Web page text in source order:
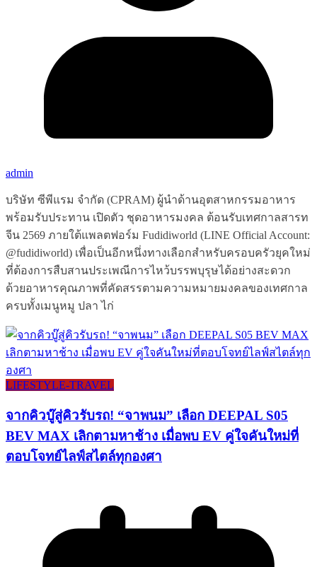
admin
บริษัท ซีพีแรม จำกัด (CPRAM) ผู้นำด้านอุตสาหกรรมอาหาร
พร้อมรับประทาน เปิดตัว ชุดอาหารมงคล ต้อนรับเทศกาลสารท
จีน 2569 ภายใต้แพลตฟอร์ม Fudidiworld (LINE Official Account:
@fudidiworld) เพื่อเป็นอีกหนึ่งทางเลือกสำหรับครอบครัวยุคใหม่
ที่ต้องการสืบสานประเพณีการไหว้บรรพบุรุษได้อย่างสะดวก
ด้วยอาหารคุณภาพที่คัดสรรตามความหมายมงคลของเทศกาล
ครบทั้งเมนูหมู ปลา ไก่
LIFESTYLE​-TRAVEL​
จากคิวบู๊สู่คิวรับรถ! “จาพนม” เลือก DEEPAL S05
BEV MAX เลิกตามหาช้าง เมื่อพบ EV คู่ใจคันใหม่ที่
ตอบโจทย์ไลฟ์สไตล์ทุกองศา